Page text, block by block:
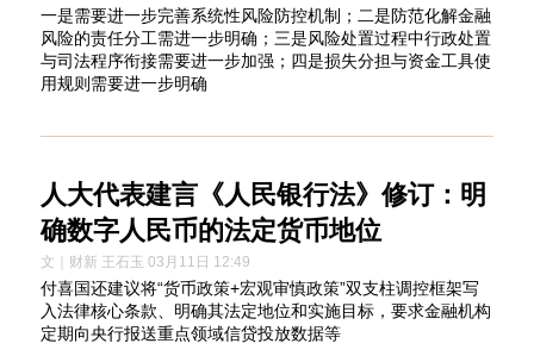
一是需要进一步完善系统性风险防控机制；二是防范化解金融
风险的责任分工需进一步明确；三是风险处置过程中行政处置
与司法程序衔接需要进一步加强；四是损失分担与资金工具使
用规则需要进一步明确
人大代表建言《人民银行法》修订：明
确数字人民币的法定货币地位
文｜财新 王石玉 03月11日 12:49
付喜国还建议将“货币政策+宏观审慎政策”双支柱调控框架写
入法律核心条款、明确其法定地位和实施目标，要求金融机构
定期向央行报送重点领域信贷投放数据等